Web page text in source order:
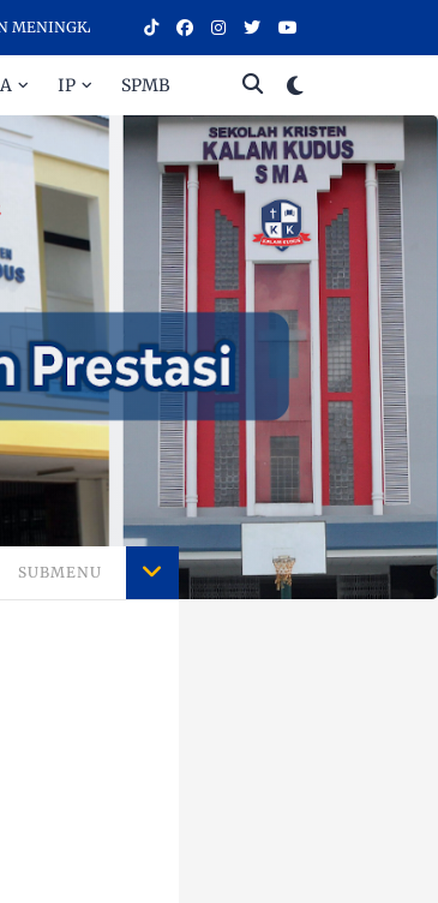
PRESTASI - SELAMAT DATANG DI SEKOLAH
IP SPMB
SUBMENU